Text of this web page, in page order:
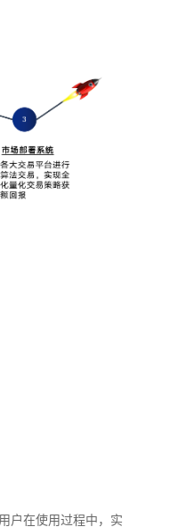
户在使用过程中，实